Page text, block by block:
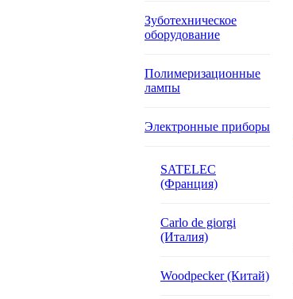
Зуботехническое
оборудование
Полимеризационные
лампы
Электронные приборы
SATELEC
(Франция)
Carlo de giorgi
(Италия)
Woodpecker (Китай)